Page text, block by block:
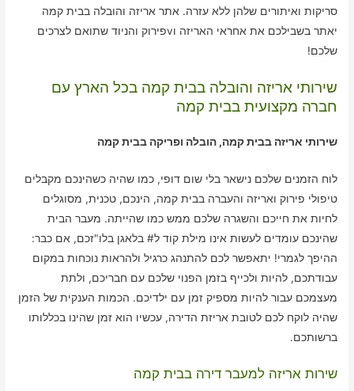
סריקות ואיתורים שלהן ללא עזרה. אתר אריזה והובלה בבית קמה
יאתר בשבילכם את אחראי האריזה וvפירוק והניוד שתואם לצרכים
שלכם!
שירותי אריזה והובלה בבית קמה בכל הארץ עם
חברה מקצועית בבית קמה
שירותי אריזה בבית קמה, הובלה ופריקה בבית קמה
לוח הזמנים שלכם נישאר בלי שום דופי, כמו שהיה כשהינכם מקבלים
טיפולי פירוק ואריזה והעברה בבית קמה, הינכם, טכנית, מסוגלים
לחיות את חייכם והשגרה שלכם ממש כמו שהייתה. מעבר הבית
שהינכם עומדים לעשות אינו מילת קוד ל# בלאגן בלו"זכם, אם כבר:
ההיפך לגמרי! יתאפשר לכם להתנהג כרגיל ולהראות נוכחות במקום
עבודתכם, להיות ולכייף בזמן הפנוי שלכם עם חבריכם, ולתת
מעצמכם עבור להיות מספיק זמן עם ילדיכם. הכמות הענקית של הזמן
שהיה לוקח לכם לטובת אריזת הדירה, עכשיו הוא זמן שהינו בכללותו
ברשותכם.
שירות אריזה למעבר דירה בבית קמה